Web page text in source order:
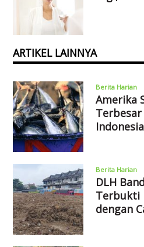
ARTIKEL LAINNYA
Berita Harian
Amerika
Indonesia
Berita Harian
DLH
Terbukti
dengan